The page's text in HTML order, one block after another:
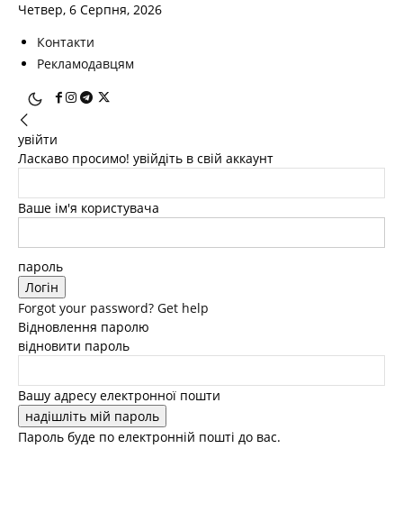
Четвер, 6 Серпня, 2026
Контакти
Рекламодавцям
увійти
Ласкаво просимо! увійдіть в свій аккаунт
Ваше ім'я користувача
пароль
Forgot your password? Get help
Відновлення паролю
відновити пароль
Вашу адресу електронної пошти
Пароль буде по електронній пошті до вас.